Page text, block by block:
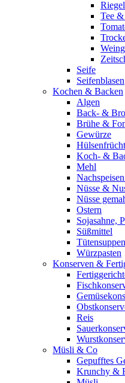
Riegel
Tee
Seife
Seifenblasen
Kochen & Backen
Algen
Back- &
Brühe &
Gewürze
Koch- &
Mehl
Nüsse &
Nüsse
Ostern
Sojasahne,
Süßmittel
Würzpasten
Konserven &
Reis
Müsli & Co
Gepufftes
Krunchy &